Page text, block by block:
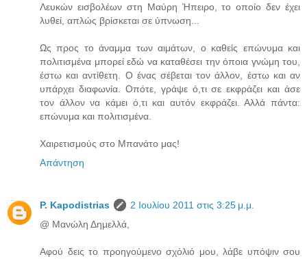
Λευκών εισβολέων στη Μαύρη Ήπειρο, το οποίο δεν έχει
λυθεί, απλώς βρίσκεται σε ύπνωση...
Ως προς το άναμμα των αιμάτων, ο καθείς επώνυμα και
πολιτισμένα μπορεί εδώ να καταθέσει την όποια γνώμη του,
έστω και αντίθετη. Ο ένας σέβεται τον άλλον, έστω και αν
υπάρχει διαφωνία. Οπότε, γράψε ό,τι σε εκφράζει και άσε
τον άλλον να κάμει ό,τι και αυτόν εκφράζει. Αλλά πάντα:
επώνυμα και πολιτισμένα.
Χαιρετισμούς στο Μπανάτο μας!
Απάντηση
P. Kapodistrias
2 Ιουλίου 2011 στις 3:25 μ.μ.
@ Μανώλη Δημελλά,
Αφού δεις το προηγούμενο σχόλιό μου, λάβε υπόψιν σου